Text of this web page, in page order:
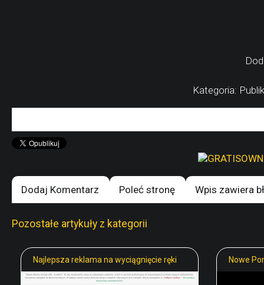
Kategoria:
Dodaj Komentarz Poleć stronę Wpis zawiera
Pozostałe artykuły z kategorii
Najlepsza reklama na wyciągnięcie ręki Nowe